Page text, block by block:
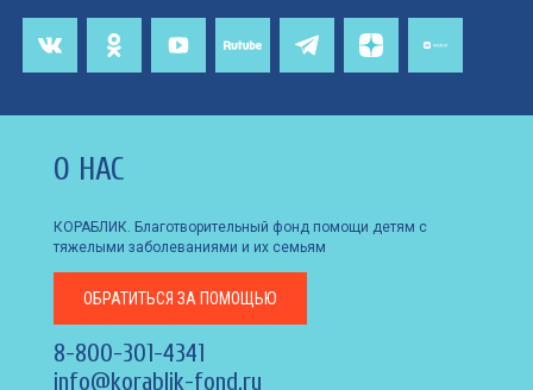
О НАС
КОРАБЛИК. Благотворительный фонд помощи детям с
тяжелыми заболеваниями и их семьям
ОБРАТИТЬСЯ ЗА ПОМОЩЬЮ
8-800-301-4341
info@korablik-fond.ru